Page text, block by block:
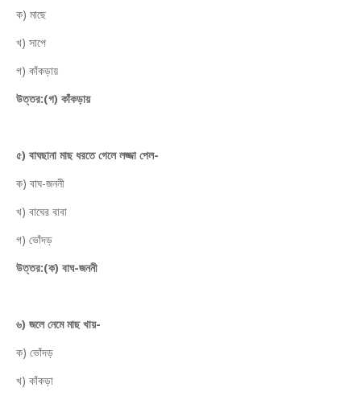
ক) মাছে
খ) সাপে
গ) কাঁকড়ায়
উত্তর:(গ) কাঁকড়ায়
৫) বাঘছানা মাছ ধরতে গেলে লজ্জা পেল-
ক) বাঘ-জননী
খ) বাঘের বাবা
গ) ভোঁদড়
উত্তর:(ক) বাঘ-জননী
৬) জলে নেমে মাছ খায়-
ক) ভোঁদড়
খ) কাঁকড়া